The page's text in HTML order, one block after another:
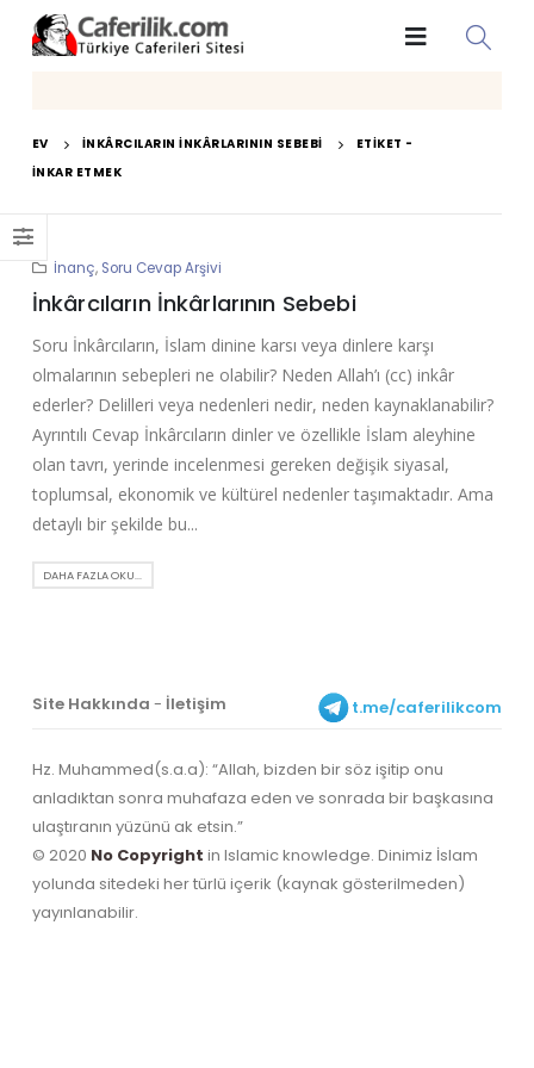
EV İNKÂRCILARIN İNKÂRLARININ SEBEBI
ETIKET -
INKAR ETMEK
İnanç, Soru Cevap Arşivi
İnkârcıların İnkârlarının Sebebi
Soru İnkârcıların, İslam dinine karsı veya dinlere karşı
olmalarının sebepleri ne olabilir? Neden Allah’ı (cc) inkâr
ederler? Delilleri veya nedenleri nedir, neden kaynaklanabilir?
Ayrıntılı Cevap İnkârcıların dinler ve özellikle İslam aleyhine
olan tavrı, yerinde incelenmesi gereken değişik siyasal,
toplumsal, ekonomik ve kültürel nedenler taşımaktadır. Ama
detaylı bir şekilde bu...
DAHA FAZLA OKU...
Site Hakkında - İletişim t.me/caferilikcom
Hz. Muhammed(s.a.a): “Allah, bizden bir söz işitip onu
anladıktan sonra muhafaza eden ve sonrada bir başkasına
ulaştıranın yüzünü ak etsin.”
© 2020 No Copyright in Islamic knowledge. Dinimiz İslam
yolunda sitedeki her türlü içerik (kaynak gösterilmeden)
yayınlanabilir.